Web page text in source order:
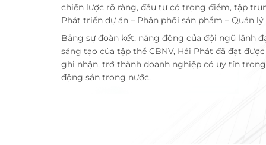
chiến lược rõ ràng, đầu tư có trọng điểm, tập
Phát triển dự án – Phân phối sản phẩm – Quản
Bằng sự đoàn kết, năng động của đội ngũ lãnh
sáng tạo của tập thể CBNV, Hải Phát đã đạt
ghi nhận, trở thành doanh nghiệp có uy tín
động sản trong nước.